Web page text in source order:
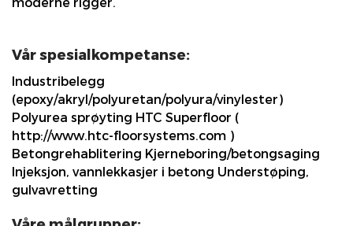
Vår spesialkompetanse:
Industribelegg
(epoxy/akryl/polyuretan/polyura/vinylester)
Polyurea sprøyting HTC Superfloor (
http://www.htc-floorsystems.com )
Betongrehablitering Kjerneboring/betongsaging
Injeksjon, vannlekkasjer i betong Understøping,
gulvavretting